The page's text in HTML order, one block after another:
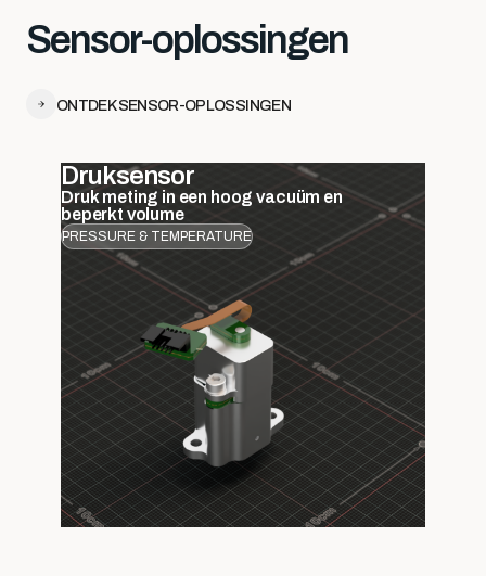
Sensor-oplossingen
ONTDEK SENSOR-OPLOSSINGEN
Druksensor
Druk meting in een hoog vacuüm en
beperkt volume
PRESSURE & TEMPERATURE